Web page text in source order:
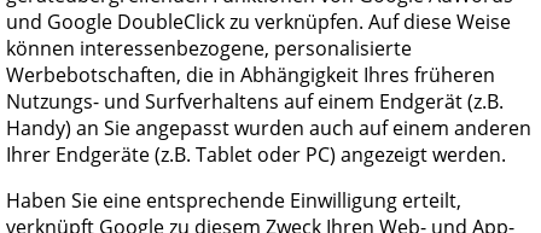
und Google DoubleClick zu verknüpfen. Auf diese Weise
können interessenbezogene, personalisierte
Werbebotschaften, die in Abhängigkeit Ihres früheren
Nutzungs- und Surfverhaltens auf einem Endgerät (z.B.
Handy) an Sie angepasst wurden auch auf einem anderen
Ihrer Endgeräte (z.B. Tablet oder PC) angezeigt werden.
Haben Sie eine entsprechende Einwilligung erteilt,
verknüpft Google zu diesem Zweck Ihren Web- und App-